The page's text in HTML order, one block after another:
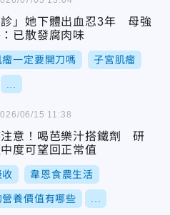
診」她下體出血忍3年 母強
已散發腐肉味
一定要開刀嗎 子宮肌瘤
注意！喝芭樂汁搭鐵劑 研
度可望回正常值
韋恩食農生活
營養價值有哪些
06/15 11:38